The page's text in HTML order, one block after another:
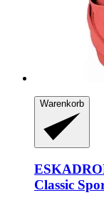
Warenkorb
Classic